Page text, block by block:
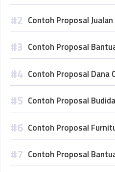
Contoh Proposal
Contoh Proposal
Contoh Proposal Dana
Contoh Proposal
Contoh Proposal
Contoh Proposal